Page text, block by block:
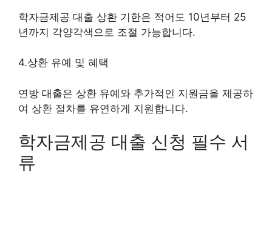
학자금제공 대출 상환 기한은 적어도 10년부터 25
년까지 각양각색으로 조절 가능합니다.
4.상환 유예 및 혜택
연방 대출은 상환 유예와 추가적인 지원금을 제공하
여 상환 절차를 유연하게 지원합니다.
학자금제공 대출 신청 필수 서
류